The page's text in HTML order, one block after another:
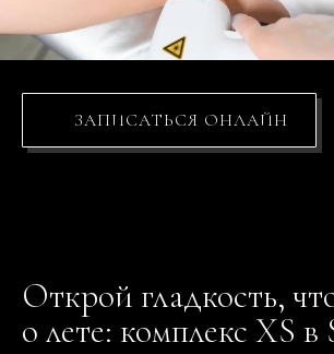
ЗАПИСАТЬСЯ ОНЛАЙН
Открой гладкость,
о лете: комплекс XS